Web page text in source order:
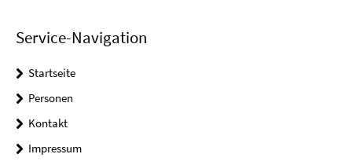
Service-Navigation
Startseite
Personen
Kontakt
Impressum